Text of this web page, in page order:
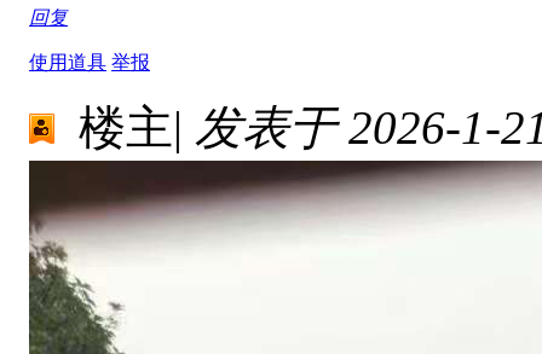
回复
使用道具 举报
楼主| 发表于 2026-1-